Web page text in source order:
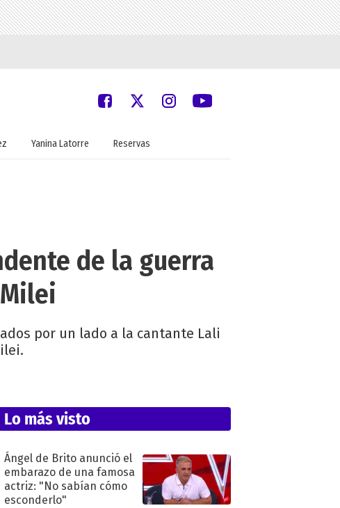
Yanina Latorre Reservas
de la guerra
por un lado a la cantante Lali
Lo más visto
Ángel de Brito anunció el
embarazo de una famosa
actriz: "No sabían cómo
esconderlo"